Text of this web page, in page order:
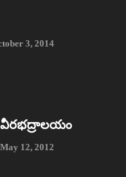
3, 2014
12, 2012